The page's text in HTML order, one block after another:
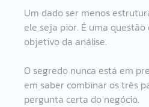
Um dado ser menos
ele seja pior. É uma
objetivo da análise.
O segredo nunca está em
em saber combinar os três
pergunta certa do negócio.